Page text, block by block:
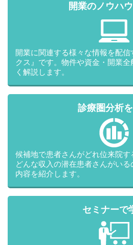
・第三者への提供の手段又は方法
2.(2)法人その他の団体に関する情報に
団体の役員及び株主に関する情報であ
又は本人若しくは当該法人その他の団
2.(3)特定した利用目的の達成に必要な
の取扱いの全部又は一部を委託すると
2.(4)合弁その他の事由による事業の承
する場合であって、承継前の利用目的
取扱う時。
2.(5)個人情報を特定の者との間で共同
て、次に示す事項又はそれと同等以上
め、本人に通知し、又は本人が容易に
・共同して利用される個人情報の項目
・共同して利用する者の範囲
開業のノウハ
開業に関連する様々な情報を配
クス』です。物件や資金・開業
く解説します。
診療圏分析
候補地で患者さんがどれ位来院
どんな収入の潜在患者さんがい
内容を紹介します。
セミナーで